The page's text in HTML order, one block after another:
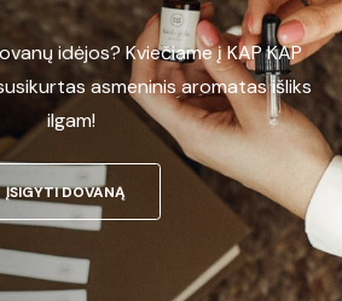
idėjos? Kviečiame į KAP KAP
asmeninis aromatas išliks
ilgam!
ĮSIGYTI DOVANĄ